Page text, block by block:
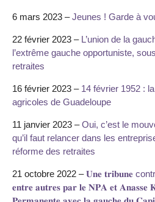
6 mars 2023 –Jeunes ! Garde à
22 février 2023 – L’union de la
l’extrême gauche opportuniste,
retraites
16 février 2023 – 14 février 1952 :
agricoles de Guadeloupe
11 janvier 2023 –Oui, c’est le
qu’il faut relancer dans les
réforme des retraites
21 octobre 2022 –𝐔𝐧𝐞 𝐭𝐫𝐢𝐛𝐮𝐧𝐞
𝐞𝐧𝐭𝐫𝐞 𝐚𝐮𝐭𝐫𝐞𝐬 𝐩𝐚𝐫 𝐥𝐞 𝐍𝐏𝐀 𝐞𝐭 𝐀𝐧𝐚𝐬𝐬𝐞